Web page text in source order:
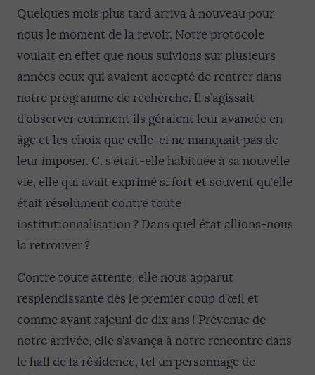
Quelques mois plus tard arriva à nouveau pour
nous le moment de la revoir. Notre protocole
voulait en effet que nous suivions sur plusieurs
années ceux qui avaient accepté de rentrer dans
notre programme de recherche. Il s’agissait
d’observer comment ils géraient leur avancée en
âge et les choix que celle-ci ne manquait pas de
leur imposer. C. s’était-elle habituée à sa nouvelle
vie, elle qui avait exprimé si fort et souvent qu’elle
était résolument contre toute
institutionnalisation ? Dans quel état allions-nous
la retrouver ?
Contre toute attente, elle nous apparut
resplendissante dès le premier coup d’œil et
comme ayant rajeuni de dix ans ! Prévenue de
notre arrivée, elle s’avança à notre rencontre dans
le hall de la résidence, tel un personnage de